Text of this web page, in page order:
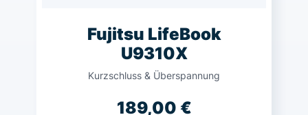
Fujitsu LifeBook
U9310X
Kurzschluss & Überspannung
189,00 €